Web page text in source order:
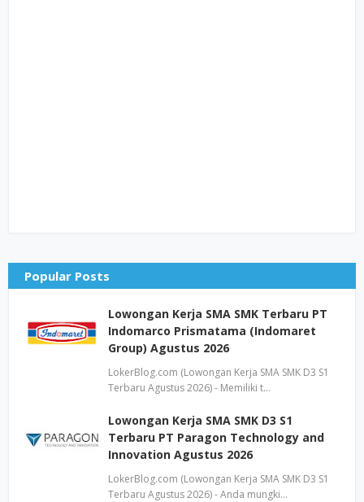
Popular Posts
Lowongan Kerja SMA SMK Terbaru PT
Indomarco Prismatama (Indomaret
Group) Agustus 2026
LokerBlog.com (Lowongan Kerja SMA SMK D3 S1
Terbaru Agustus 2026) - Memiliki t…
Lowongan Kerja SMA SMK D3 S1
Terbaru PT Paragon Technology and
Innovation Agustus 2026
LokerBlog.com (Lowongan Kerja SMA SMK D3 S1
Terbaru Agustus 2026) - Anda mungki…